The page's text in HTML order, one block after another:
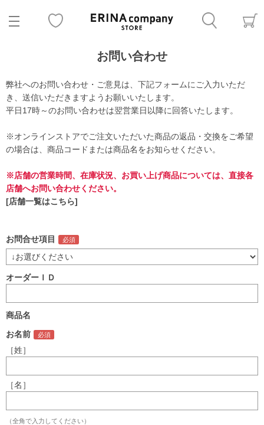
お問い合わせ
弊社へのお問い合わせ・ご意見は、下記フォームにご入力いただ
き、送信いただきますようお願いいたします。
平日17時～のお問い合わせは翌営業日以降に回答いたします。
※オンラインストアでご注文いただいた商品の返品・交換をご希望
の場合は、商品コードまたは商品名をお知らせください。
※店舗の営業時間、在庫状況、お買い上げ商品については、直接各
店舗へお問い合わせください。
[店舗一覧はこちら]
お問合せ項目
オーダーＩＤ
商品名
お名前
［姓］
［名］
（全角で入力してください）